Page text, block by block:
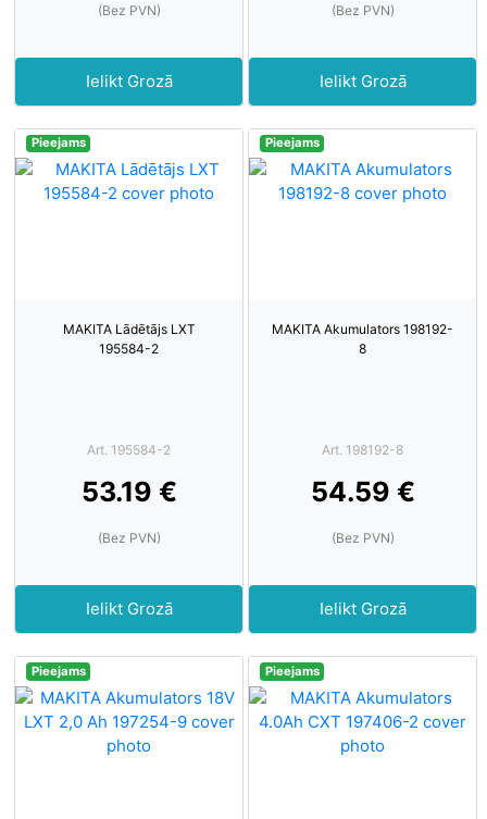
(Bez PVN)
Ielikt Grozā
(Bez PVN)
Ielikt Grozā
Pieejams
MAKITA Lādētājs LXT
195584-2
Art. 195584-2
53.19 €
(Bez PVN)
Ielikt Grozā
Pieejams
MAKITA Akumulators 198192-
8
Art. 198192-8
54.59 €
(Bez PVN)
Ielikt Grozā
Pieejams Pieejams